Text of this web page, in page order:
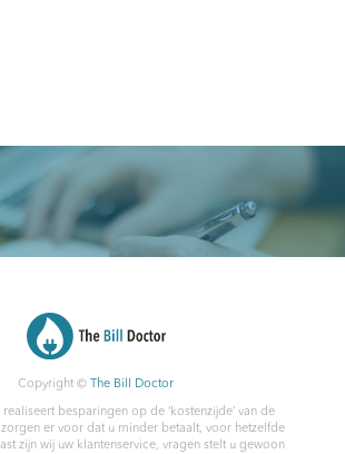
Copyright © The Bill Doctor
realiseert besparingen op de ‘kostenzijde’ van de
er voor dat u minder betaalt, voor hetzelfde
zijn wij uw klantenservice, vragen stelt u gewoon